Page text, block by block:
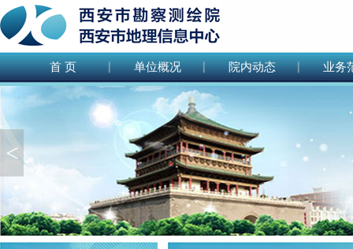
首 页 单位概况 院内动态 业务
<